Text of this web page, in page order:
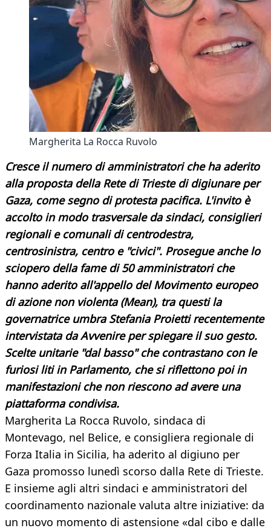
Margherita La Rocca Ruvolo
Cresce il numero di amministratori che ha aderito
alla proposta della Rete di Trieste di ​digiunare per
Gaza, come segno di protesta pacifica. L'invito è
accolto in modo trasversale da sindaci, consiglieri
regionali e comunali di centrodestra,
centrosinistra, centro e "civici". Prosegue anche lo
sciopero della fame di 50 amministratori che
hanno aderito all'appello del Movimento europeo
di azione non violenta (Mean), tra questi la
governatrice umbra Stefania Proietti recentemente
intervistata da Avvenire per spiegare il suo gesto.
Scelte unitarie "dal basso" che contrastano con le
furiosi liti in Parlamento, che si riflettono poi in
manifestazioni che non riescono ad avere una
piattaforma condivisa.
Margherita La Rocca Ruvolo, sindaca di
Montevago, nel Belice, e consigliera regionale di
Forza Italia in Sicilia, ha aderito al digiuno per
Gaza promosso lunedì scorso dalla Rete di Trieste.
E insieme agli altri sindaci e amministratori del
coordinamento nazionale valuta altre iniziative: da
un nuovo momento di astensione «dal cibo e dalle